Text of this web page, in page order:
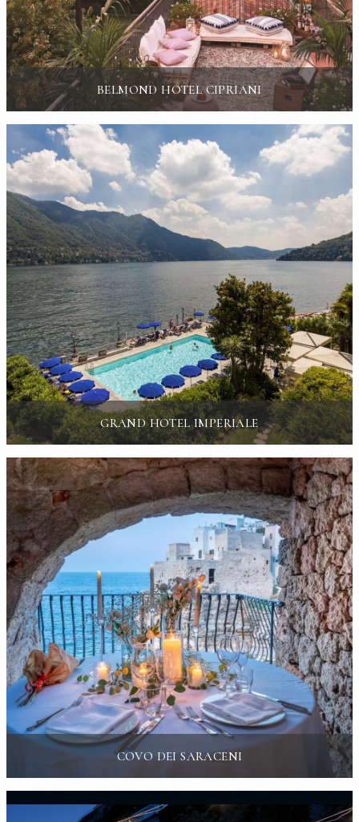
BELMOND HOTEL CIPRIANI
GRAND HOTEL IMPERIALE
COVO DEI SARACENI